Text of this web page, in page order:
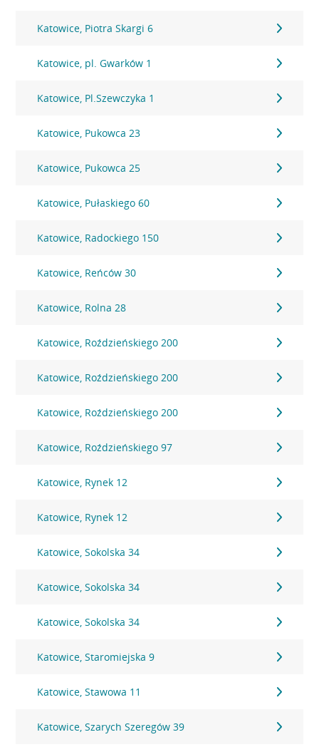
Katowice, Piotra Skargi 6
Katowice, pl. Gwarków 1
Katowice, Pl.Szewczyka 1
Katowice, Pukowca 23
Katowice, Pukowca 25
Katowice, Pułaskiego 60
Katowice, Radockiego 150
Katowice, Reńców 30
Katowice, Rolna 28
Katowice, Roździeńskiego 200
Katowice, Roździeńskiego 200
Katowice, Roździeńskiego 200
Katowice, Roździeńskiego 97
Katowice, Rynek 12
Katowice, Rynek 12
Katowice, Sokolska 34
Katowice, Sokolska 34
Katowice, Sokolska 34
Katowice, Staromiejska 9
Katowice, Stawowa 11
Katowice, Szarych Szeregów 39